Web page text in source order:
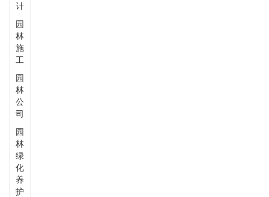
计
园
林
施
工
园
林
公
司
园
林
绿
化
养
护